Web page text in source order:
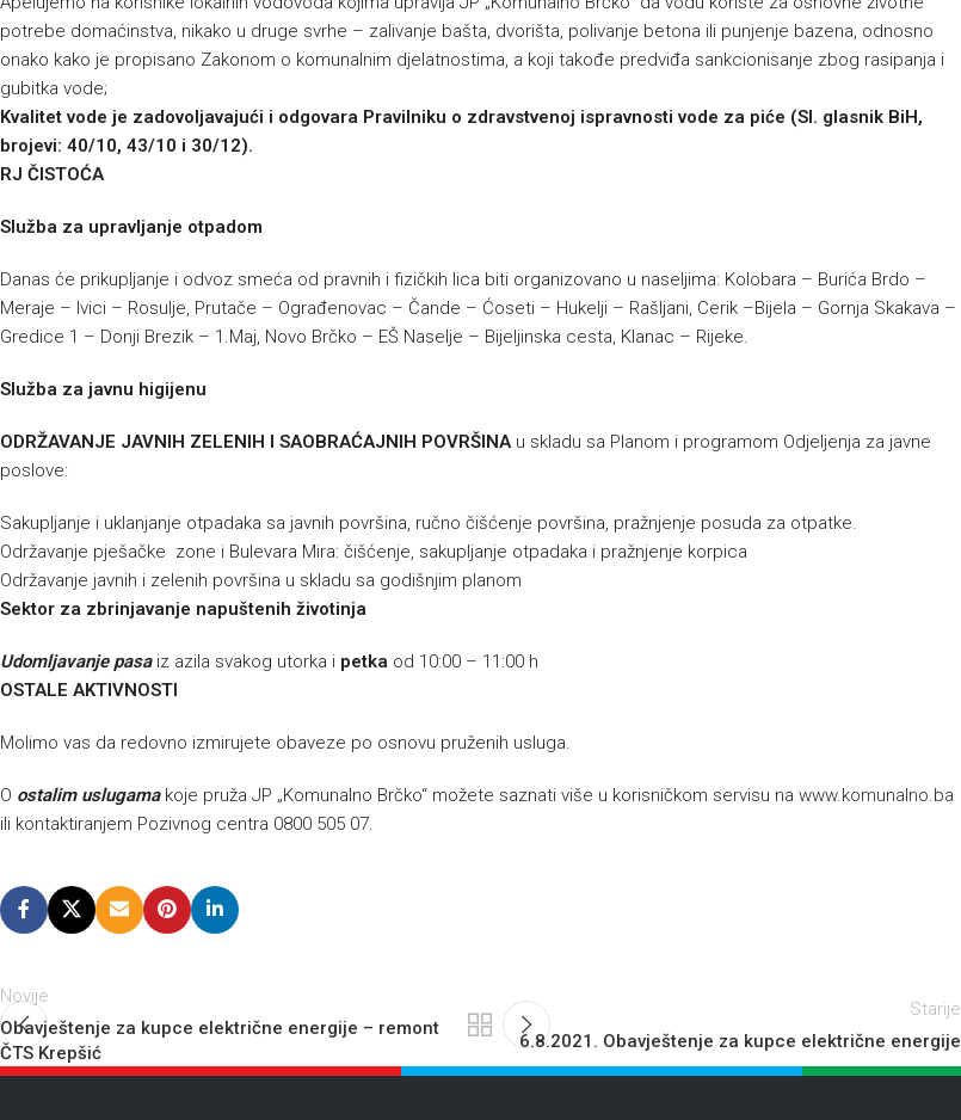
potrebe domaćinstva, nikako u druge svrhe – zalivanje bašta, dvorišta, polivanje betona ili punjenje bazena, odnosno
onako kako je propisano Zakonom o komunalnim djelatnostima, a koji takođe predviđa sankcionisanje zbog rasipanja i
gubitka vode;
Kvalitet vode je zadovoljavajući i odgovara Pravilniku o zdravstvenoj ispravnosti vode za piće (Sl. glasnik BiH,
brojevi: 40/10, 43/10 i 30/12).
RJ ČISTOĆA
Služba za upravljanje otpadom
Danas će prikupljanje i odvoz smeća od pravnih i fizičkih lica biti organizovano u naseljima: Kolobara – Burića Brdo –
Meraje – Ivici – Rosulje, Prutače – Ograđenovac – Čande – Ćoseti – Hukelji – Rašljani, Cerik –Bijela – Gornja Skakava –
Gredice 1 – Donji Brezik – 1.Maj, Novo Brčko – EŠ Naselje – Bijeljinska cesta, Klanac – Rijeke.
Služba za javnu higijenu
ODRŽAVANJE JAVNIH ZELENIH I SAOBRAĆAJNIH POVRŠINAu skladu sa Planom i programom Odjeljenja za javne
poslove:
Sakupljanje i uklanjanje otpadaka sa javnih površina, ručno čišćenje površina, pražnjenje posuda za otpatke.
Održavanje pješačke zone i Bulevara Mira: čišćenje, sakupljanje otpadaka i pražnjenje korpica
Održavanje javnih i zelenih površina u skladu sa godišnjim planom
Sektor za zbrinjavanje napuštenih životinja
Udomljavanje pasaiz azila svakog utorka i petka od 10:00 – 11:00 h
OSTALE AKTIVNOSTI
Molimo vas da redovno izmirujete obaveze po osnovu pruženih usluga.
O ostalim uslugamakoje pruža JP „Komunalno Brčko“ možete saznati više u korisničkom servisu na www.komunalno.ba
ili kontaktiranjem Pozivnog centra 0800 505 07.
Novije
Obavještenje za kupce električne energije – remont
ČTS Krepšić
Starije
6.8.2021. Obavještenje za kupce električne energije